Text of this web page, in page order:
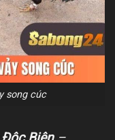
song cúc